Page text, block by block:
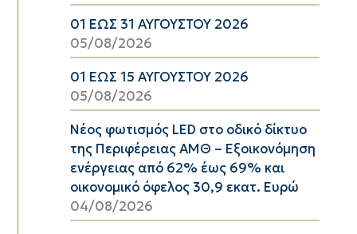
01 ΕΩΣ 31 ΑΥΓΟΥΣΤΟΥ 2026
05/08/2026
01 ΕΩΣ 15 ΑΥΓΟΥΣΤΟΥ 2026
05/08/2026
Νέος φωτισμός LED στο οδικό δίκτυο
της Περιφέρειας ΑΜΘ – Εξοικονόμηση
ενέργειας από 62% έως 69% και
οικονομικό όφελος 30,9 εκατ. Ευρώ
04/08/2026